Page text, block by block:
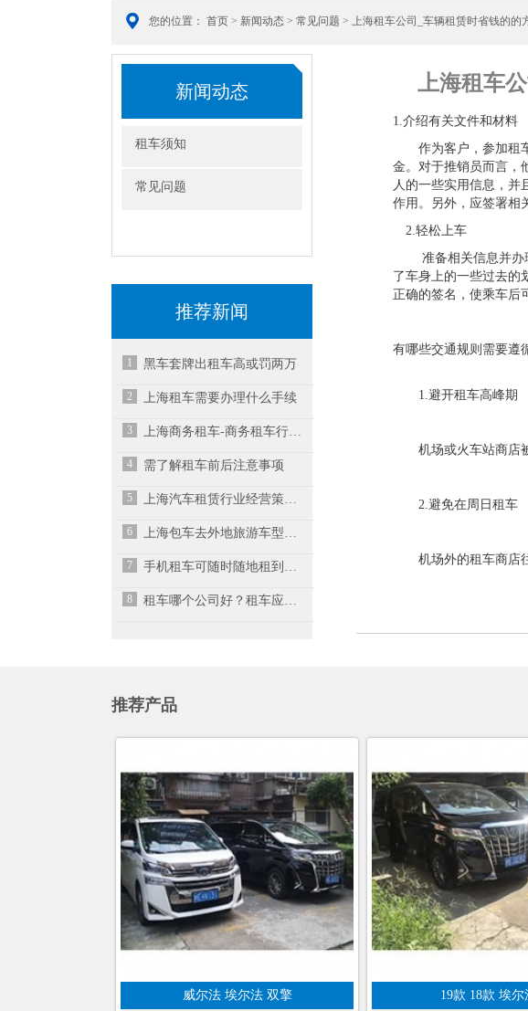
您的位置： 首页 > 新闻动态 > 常见问题 > 上海租车公司_车辆租赁时省钱的的
新闻动态
租车须知
常见问题
推荐新闻
1 黑车套牌出租车高或罚两万
2 上海租车需要办理什么手续
3 上海商务租车-商务租车行业未来解读！
4 需了解租车前后注意事项
5 上海汽车租赁行业经营策略有哪些呢？
6
7
8
上海租车
1.介绍有关文件和材料
作为客户，参加租车
金。对于推销员而言，
人的一些实用信息，并
作用。另外，应签署相
2.轻松上车
准备相关信息并办理
了车身上的一些过去的
正确的签名，使乘车后
有哪些交通规则需要遵
1.避开租车高峰期
机场或火车站商店被
2.避免在周日租车
机场外的租车商店往
推荐产品
威尔法 埃尔法 双擎 19款 18款 埃尔